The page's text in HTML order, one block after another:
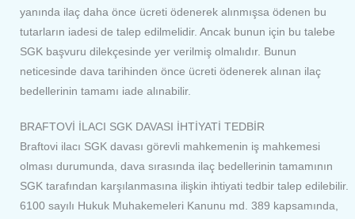
yanında ilaç daha önce ücreti ödenerek alınmışsa ödenen bu
tutarların iadesi de talep edilmelidir. Ancak bunun için bu talebe
SGK başvuru dilekçesinde yer verilmiş olmalıdır. Bunun
neticesinde dava tarihinden önce ücreti ödenerek alınan ilaç
bedellerinin tamamı iade alınabilir.
BRAFTOVİ İLACI SGK DAVASI İHTİYATİ TEDBİR
Braftovi ilacı SGK davası görevli mahkemenin iş mahkemesi
olması durumunda, dava sırasında ilaç bedellerinin tamamının
SGK tarafından karşılanmasına ilişkin ihtiyati tedbir talep edilebilir.
6100 sayılı Hukuk Muhakemeleri Kanunu md. 389 kapsamında,